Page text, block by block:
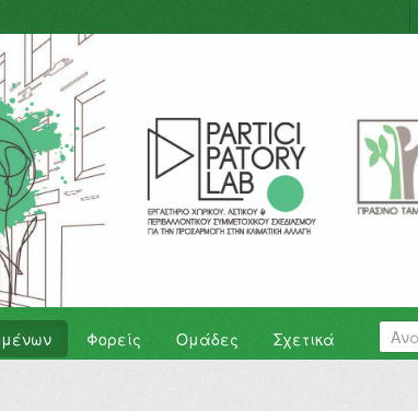
Φορείς Ομάδες Σχετικά